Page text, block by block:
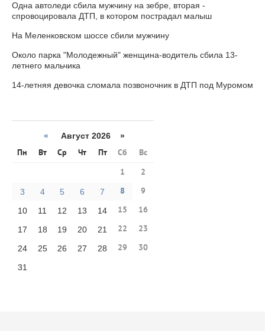
Одна автоледи сбила мужчину на зебре, вторая -
спровоцировала ДТП, в котором пострадал малыш
На Меленковском шоссе сбили мужчину
Около парка "Молодежный" женщина-водитель сбила 13-
летнего мальчика
14-летняя девочка сломала позвоночник в ДТП под Муромом
« Август 2026 »
Пн Вт Ср Чт Пт Сб
Вс
1
2
3 4 5 6 7 8 9
10 11 12 13 14 15 16
17 18 19 20 21 22 23
24 25 26 27 28 29 30
31